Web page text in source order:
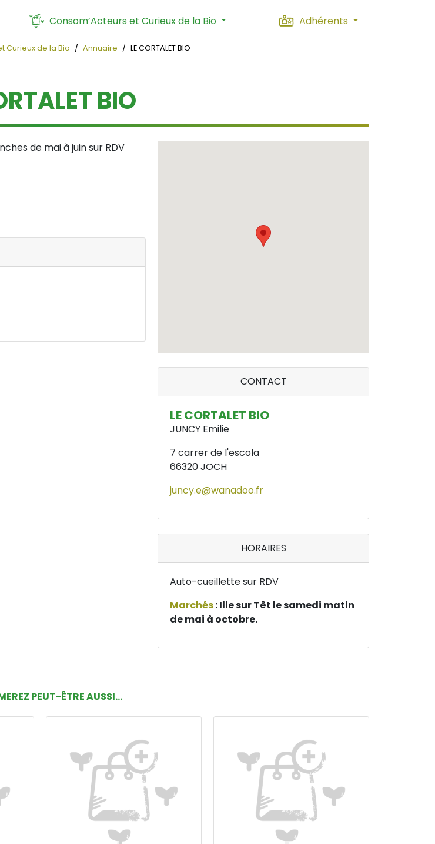
Consom’Acteurs et Curieux de la Bio Adhérents
Curieux de la Bio Annuaire LE CORTALET BIO
BIO
de mai à juin sur RDV
CONTACT
LE CORTALET BIO
JUNCY Emilie
7 carrer de l'escola
66320JOCH
juncy.e@wanadoo.fr
HORAIRES
Auto-cueillette sur RDV
Marchés:Ille sur Têt le samedi matin
de mai à octobre.
PEUT-ÊTRE AUSSI...